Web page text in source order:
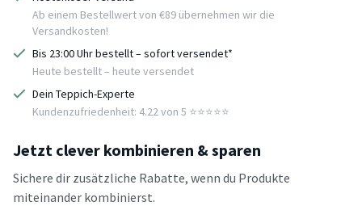
Ab einem Bestellwert von €89 übernehmen wir die
Versandkosten!
Bis 23:00 Uhr bestellt – sofort versendet*
Heute bestellt – heute versendet
Dein Teppich-Experte
Kundenzufriedenheit: 4.22 von 5 ⭐️⭐️⭐️⭐️⭐️
Jetzt clever kombinieren & sparen
Sichere dir zusätzliche Rabatte, wenn du Produkte
miteinander kombinierst.